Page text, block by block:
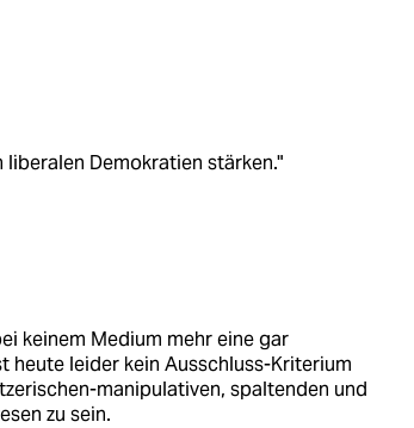
liberalen Demokratien stärken."
keinem Medium mehr eine gar
heute leider kein Ausschluss-Kriterium
manipulativen, spaltenden und
zu sein.